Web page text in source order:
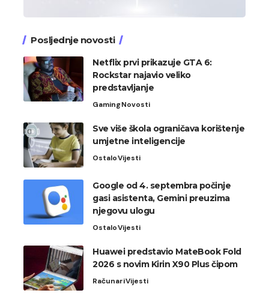
Posljednje novosti
Netflix prvi prikazuje GTA 6:
Rockstar najavio veliko
predstavljanje
GamingNovosti
Sve više škola ograničava korištenje
umjetne inteligencije
OstaloVijesti
Google od 4. septembra počinje
gasi asistenta, Gemini preuzima
njegovu ulogu
OstaloVijesti
Huawei predstavio MateBook Fold
2026 s novim Kirin X90 Plus čipom
RačunariVijesti